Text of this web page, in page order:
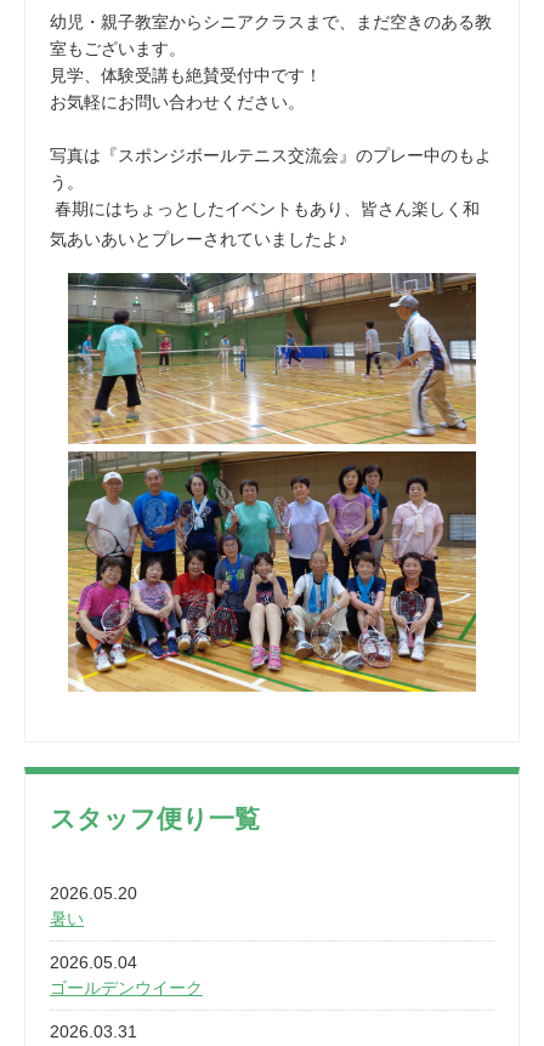
幼児・親子教室からシニアクラスまで、まだ空きのある教
室もございます。
見学、体験受講も絶賛受付中です！
お気軽にお問い合わせください。
写真は『スポンジボールテニス交流会』のプレー中のもよ
う。
春期にはちょっとしたイベントもあり、皆さん楽しく和
気あいあいとプレーされていましたよ♪
スタッフ便り一覧
2026.05.20
暑い
2026.05.04
ゴールデンウイーク
2026.03.31